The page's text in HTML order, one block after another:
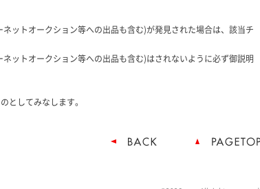
ットオークション等への出品も含む)が発見された場合は、該当チ
ットオークション等への出品も含む)はされないように必ず御説明
としてみなします。